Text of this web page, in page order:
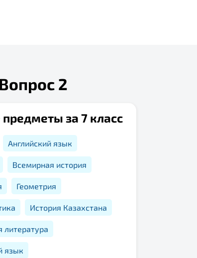
2
за 7 класс
Английский язык
Всемирная история
Геометрия
История Казахстана
литература
язык